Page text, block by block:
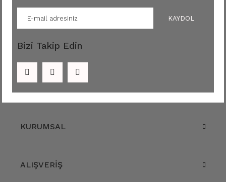
KAYDOL
Bizi Takip Edin
KURUMSAL
ALIŞVERİŞ